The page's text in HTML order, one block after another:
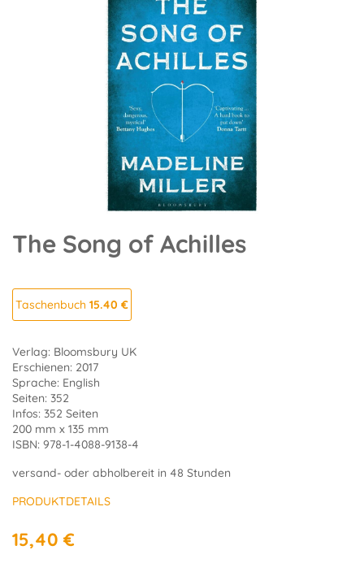
The Song of Achilles
Taschenbuch 15.40 €
Verlag: Bloomsbury UK
Erschienen: 2017
Sprache: English
Seiten: 352
Infos: 352 Seiten
200 mm x 135 mm
ISBN: 978-1-4088-9138-4
versand- oder abholbereit in 48 Stunden
PRODUKTDETAILS
15,40 €